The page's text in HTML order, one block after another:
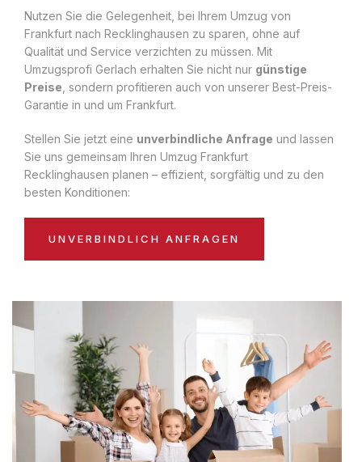
Nutzen Sie die Gelegenheit, bei Ihrem Umzug von
Frankfurt nach Recklinghausen zu sparen, ohne auf
Qualität und Service verzichten zu müssen. Mit
Umzugsprofi Gerlach erhalten Sie nicht nur günstige
Preise , sondern profitieren auch von unserer Best-Preis-
Garantie in und um Frankfurt.
Stellen Sie jetzt eine unverbindliche Anfrage und lassen
Sie uns gemeinsam Ihren Umzug Frankfurt
Recklinghausen planen – effizient, sorgfältig und zu den
besten Konditionen:
UNVERBINDLICH ANFRAGEN